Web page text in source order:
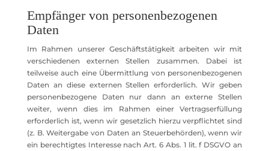
Empfänger von personenbezogenen
Daten
Im Rahmen unserer Geschäftstätigkeit arbeiten wir mit
verschiedenen externen Stellen zusammen. Dabei ist
teilweise auch eine Übermittlung von personenbezogenen
Daten an diese externen Stellen erforderlich. Wir geben
personenbezogene Daten nur dann an externe Stellen
weiter, wenn dies im Rahmen einer Vertragserfüllung
erforderlich ist, wenn wir gesetzlich hierzu verpflichtet sind
(z. B. Weitergabe von Daten an Steuerbehörden), wenn wir
ein berechtigtes Interesse nach Art. 6 Abs. 1 lit. f DSGVO an